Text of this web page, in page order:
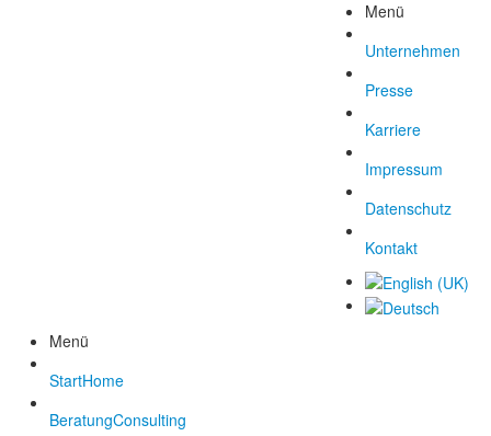
Menü
Unternehmen
Presse
Karriere
Impressum
Datenschutz
Kontakt
Menü
StartHome
BeratungConsulting